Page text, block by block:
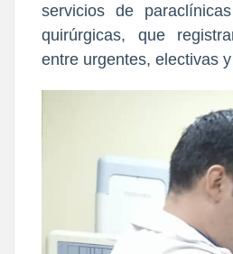
servicios de
quirúrgicas, que
entre urgentes, electivas